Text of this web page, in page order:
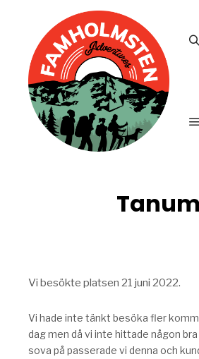
Tanum
Vi besökte platsen 21 juni 2022.
Vi hade inte tänkt besöka fler
dag men då vi inte hittade någon
sova på passerade vi denna och